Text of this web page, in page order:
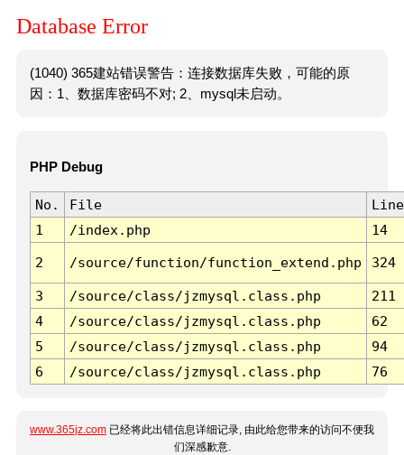
Database Error
(1040) 365建站错误警告：连接数据库失败，可能的原
因：1、数据库密码不对; 2、mysql未启动。
PHP Debug
No. File
Line
1
/index.php 14
2 /source/function/function_extend.php 324
3 /source/class/jzmysql.class.php
211
4
/source/class/jzmysql.class.php
62
5
/source/class/jzmysql.class.php
94
6
/source/class/jzmysql.class.php 76
www.365jz.com 已经将此出错信息详细记录, 由此给您带来的访问不便我
们深感歉意.